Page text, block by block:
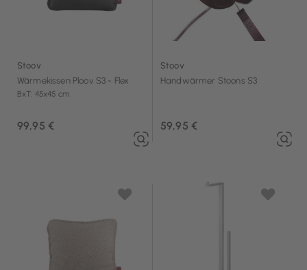
Stoov
Wärmekissen Ploov S3 - Flex
BxT: 45x45 cm
99,95 €
Stoov
Handwärmer Stoons S3
59,95 €